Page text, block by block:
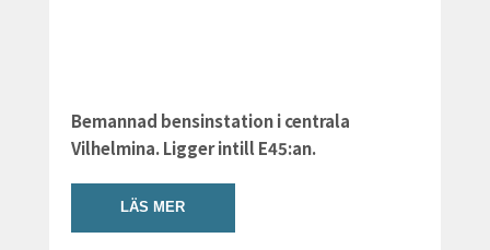
Bemannad bensinstation i centrala
Vilhelmina. Ligger intill E45:an.
LÄS MER